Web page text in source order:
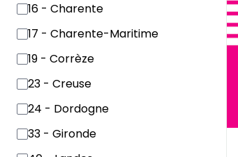
16 - Charente
17 - Charente-Maritime
19 - Corrèze
23 - Creuse
24 - Dordogne
33 - Gironde